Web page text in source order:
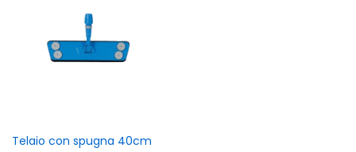
Telaio con spugna 40cm